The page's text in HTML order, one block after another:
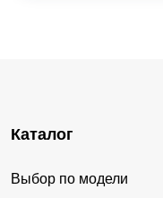
Каталог
Выбор по модели